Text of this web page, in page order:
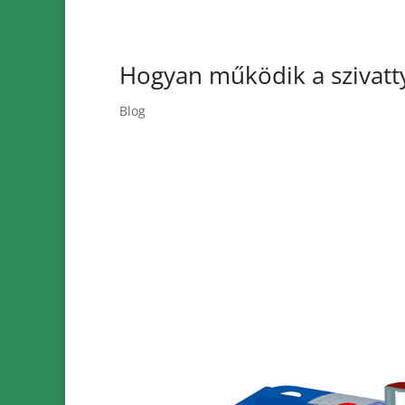
Hogyan működik a
Blog